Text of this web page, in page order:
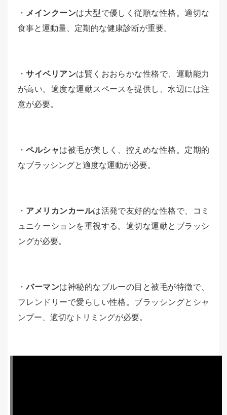
・ メインクーンは大型で優しく従順な性格。適切な
食事と運動量、定期的な健康診断が重要。
・サイベリアンは賢くおおらかな性格で、運動能力
が高い。適度な運動スペースを提供し、水辺には注
意が必要。
・ペルシャは被毛が美しく、控えめな性格。定期的
なブラッシングと適度な運動が必要。
・ アメリカンカールは活発で友好的な性格で、コミ
ュニケーションを重視する。適切な運動とブラッシ
ングが必要。
・バーマンは神秘的なブルーの目と被毛が特徴で、
フレンドリーで愛らしい性格。ブラッシングとシャ
ンプー、適切なトリミングが必要。